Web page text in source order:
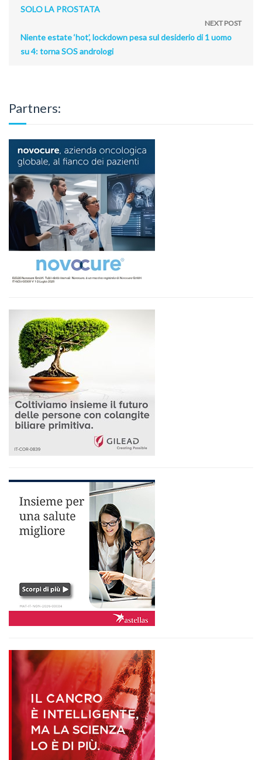
SOLO LA PROSTATA
NEXT POST
Niente estate ‘hot’, lockdown pesa sul desiderio di 1 uomo
su 4: torna SOS andrologi
Partners: